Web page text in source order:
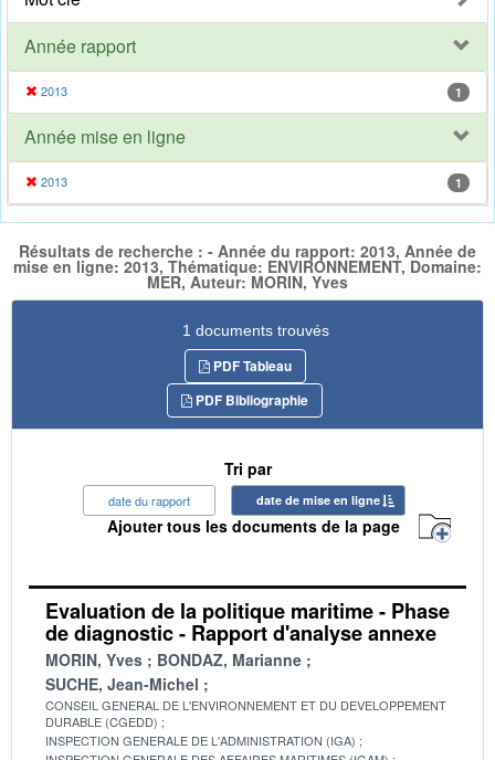
Année rapport
2013 1
Année mise en ligne
2013 1
Résultats de recherche : - Année du rapport: 2013, Année de
mise en ligne: 2013, Thématique: ENVIRONNEMENT, Domaine:
MER, Auteur: MORIN, Yves
1 documents trouvés
PDF Tableau
PDF Bibliographie
Tri par
date du rapport date de mise en ligne
Ajouter tous les documents de la page
Evaluation de la politique maritime - Phase
de diagnostic - Rapport d'analyse annexe
MORIN, Yves
BONDAZ, Marianne
SUCHE, Jean-Michel
CONSEIL GENERAL DE L'ENVIRONNEMENT ET DU DEVELOPPEMENT
DURABLE (CGEDD)
INSPECTION GENERALE DE L'ADMINISTRATION (IGA)